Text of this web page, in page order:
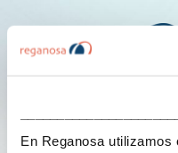
En Reganosa
Contámoscho